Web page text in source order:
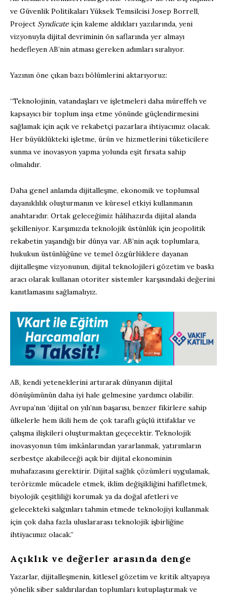
ve Güvenlik Politikaları Yüksek Temsilcisi Josep Borrell,
Project Syndicate için kaleme aldıkları yazılarında, yeni
vizyonuyla dijital devriminin ön saflarında yer almayı
hedefleyen AB’nin atması gereken adımları sıralıyor.
Yazının öne çıkan bazı bölümlerini aktarıyoruz:
“Teknolojinin, vatandaşları ve işletmeleri daha müreffeh ve
kapsayıcı bir toplum inşa etme yönünde güçlendirmesini
sağlamak için açık ve rekabetçi pazarlara ihtiyacımız olacak.
Her büyüklükteki işletme, ürün ve hizmetlerini tüketicilere
sunma ve inovasyon yapma yolunda eşit fırsata sahip
olmalıdır.
Daha genel anlamda dijitalleşme, ekonomik ve toplumsal
dayanıklılık oluşturmanın ve küresel etkiyi kullanmanın
anahtarıdır. Ortak geleceğimiz hâlihazırda dijital alanda
şekilleniyor. Karşımızda teknolojik üstünlük için jeopolitik
rekabetin yaşandığı bir dünya var. AB’nin açık toplumlara,
hukukun üstünlüğüne ve temel özgürlüklere dayanan
dijitalleşme vizyonunun, dijital teknolojileri gözetim ve baskı
aracı olarak kullanan otoriter sistemler karşısındaki değerini
kanıtlamasını sağlamalıyız.
AB, kendi yeteneklerini artırarak dünyanın dijital
dönüşümünün daha iyi hale gelmesine yardımcı olabilir.
Avrupa’nın ‘dijital on yılı’nın başarısı, benzer fikirlere sahip
ülkelerle hem ikili hem de çok taraflı güçlü ittifaklar ve
çalışma ilişkileri oluşturmaktan geçecektir. Teknolojik
inovasyonun tüm imkânlarından yararlanmak, yatırımların
serbestçe akabileceği açık bir dijital ekonominin
muhafazasını gerektirir. Dijital sağlık çözümleri uygulamak,
terörizmle mücadele etmek, iklim değişikliğini hafifletmek,
biyolojik çeşitliliği korumak ya da doğal afetleri ve
gelecekteki salgınları tahmin etmede teknolojiyi kullanmak
için çok daha fazla uluslararası teknolojik işbirliğine
ihtiyacımız olacak.”
Açıklık ve değerler arasında denge
Yazarlar, dijitalleşmenin, kitlesel gözetim ve kritik altyapıya
yönelik siber saldırılardan toplumları kutuplaştırmak ve